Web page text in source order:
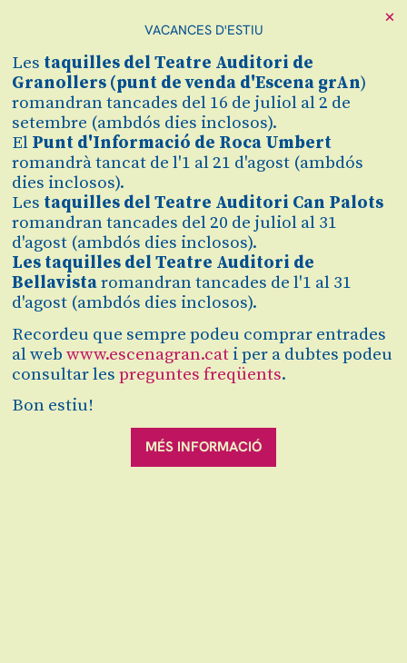
Diapositiva 1 de 1
Recorregut per la trajectòria musical deLos Chichos
petjada que van deixar en la societat dels anys 70 i 80, així
com la manera en què la seva música ha anat passant i
calant de generació en generació.
27
9 €
VACANCES D'ESTIU
Les taquilles del Teatre Auditori de
Granollers (punt de venda d'Escena grAn)
romandran tancades del 16 de juliol al 2 de
setembre (ambdós dies inclosos).
El Punt d'Informació de Roca Umbert
romandrà tancat de l'1 al 21 d'agost (ambdós
dies inclosos).
Les taquilles del Teatre Auditori Can Palots
romandran tancades del 20 de juliol al 31
d'agost (ambdós dies inclosos).
Les taquilles del Teatre Auditori de
Bellavistaromandran tancades de l'1 al 31
d'agost (ambdós dies inclosos).
Recordeu que sempre podeu comprar entrades
al web www.escenagran.cati per a dubtes podeu
consultar les preguntes freqüents.
Bon estiu!
MÉS INFORMACIÓ
×